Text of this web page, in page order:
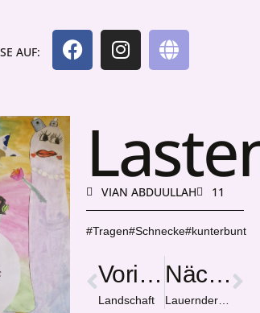
AUF:
VIAN ABDUULLAH 11
#Tragen#Schnecke#kunterbunt
Vorige
Landschaft
Nächster